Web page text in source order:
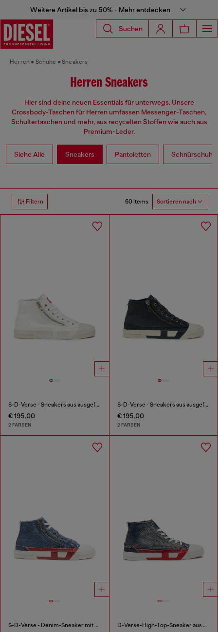
Weitere Artikel bis zu 50% - Mehr entdecken
Suchen
Herren Schuhe Sneakers
Herren Sneakers
Hier sind deine neuen Essentials für unterwegs. Unsere
Crossbody-Taschen für Herren umfassen Messenger-Taschen,
Schultertaschen und mehr, aus recycelten Stoffen wie auch aus
Premium-Leder.
Siehe Alle Sneakers Pantoletten
Filtern 60 items Sortieren nach
S-D-Verse - Sneakers aus ausgefranstem Canvas mit D Logo
€ 195,00
2 FARBEN
S-D-Verse - Sneakers aus ausgefranstem Canvas mit D Logo
€ 195,00
2 FARBEN
S-D-Verse - Denim-Sneaker mit D-Logo D-Verse-High-Top-Sneaker aus Denim mit D-Logo